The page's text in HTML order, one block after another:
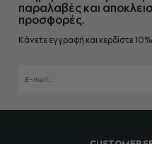
παραλαβές και
προσφορές.
Κάνετε εγγραφή και κερδίστε